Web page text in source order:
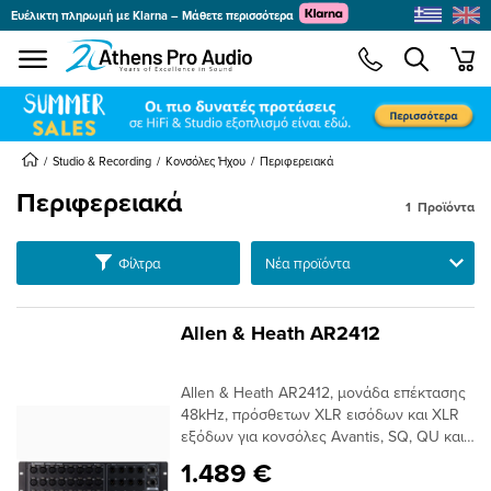
menu
Ευέλικτη πληρωμή με Klarna – Μάθετε περισσότερα
Studio & Recording Κονσόλες Ήχου Περιφερειακά
Περιφερειακά
Φίλτρα Ταξινόμηση
1 Προϊόντα
Allen & Heath AR2412
Allen & Heath AR2412, μονάδα επέκτασης
48kHz, πρόσθετων XLR εισόδων και XLR
εξόδων για κονσόλες Avantis, SQ, QU και
προενισχύσεις μικροφώνων με 60db gain
1.489 €